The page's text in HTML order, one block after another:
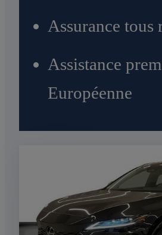
Assurance tous
Assistance
Européenne